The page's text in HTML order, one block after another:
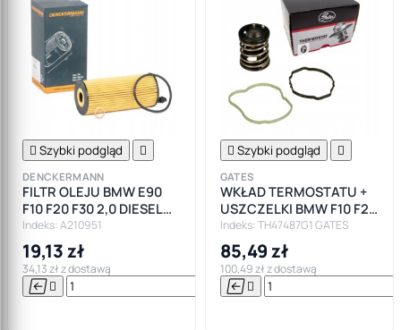
 Szybki podgląd 
DENCKERMANN
FILTR OLEJU BMW E90
F10 F20 F30 2,0 DIESEL
MINI
Indeks: A210951
19,13 zł
34,13 zł z dostawą
  

 Szybki podgląd 
GATES
WKŁAD TERMOSTATU +
USZCZELKI BMW F10 F20
F30 F80 2.0 N47
Indeks: TH47487G1 GATES
85,49 zł
100,49 zł z dostawą
 